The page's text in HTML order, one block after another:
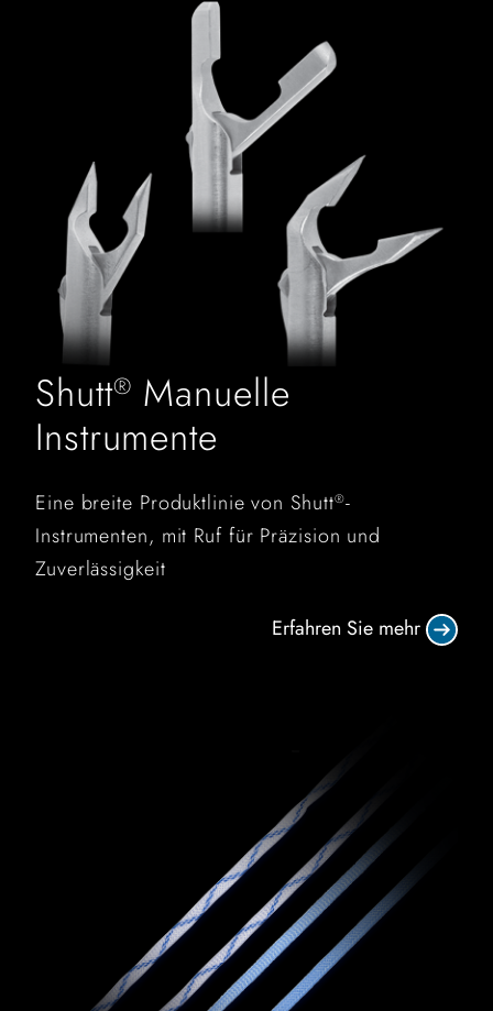
Shutt® Manuelle
Instrumente
Eine breite Produktlinie von Shutt®-
Instrumenten, mit Ruf für Präzision und
Zuverlässigkeit
Erfahren Sie mehr